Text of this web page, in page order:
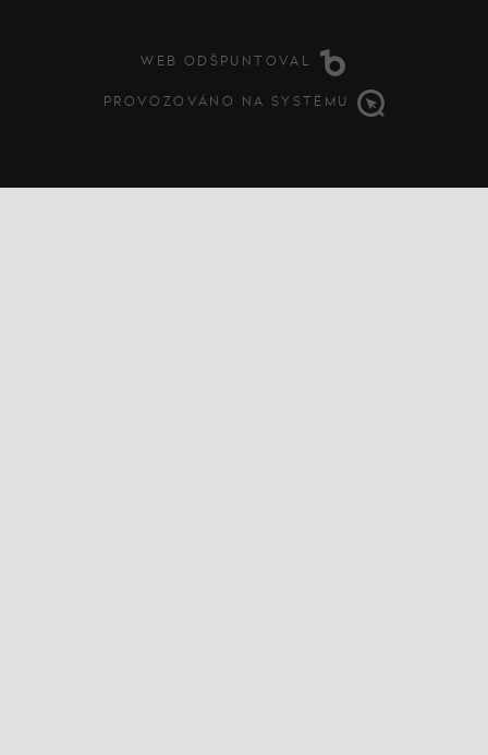
WEB ODŠPUNTOVAL
PROVOZOVÁNO NA SYSTÉMU